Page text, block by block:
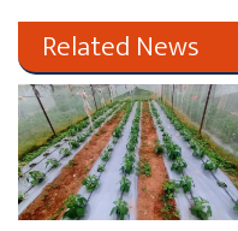
Related News